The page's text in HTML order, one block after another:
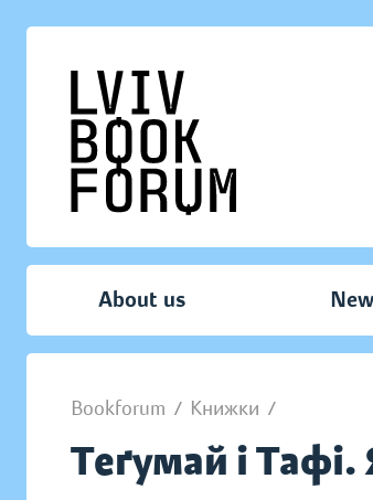
About us
Bookforum / Книжки /
Теґумай і Тафі.